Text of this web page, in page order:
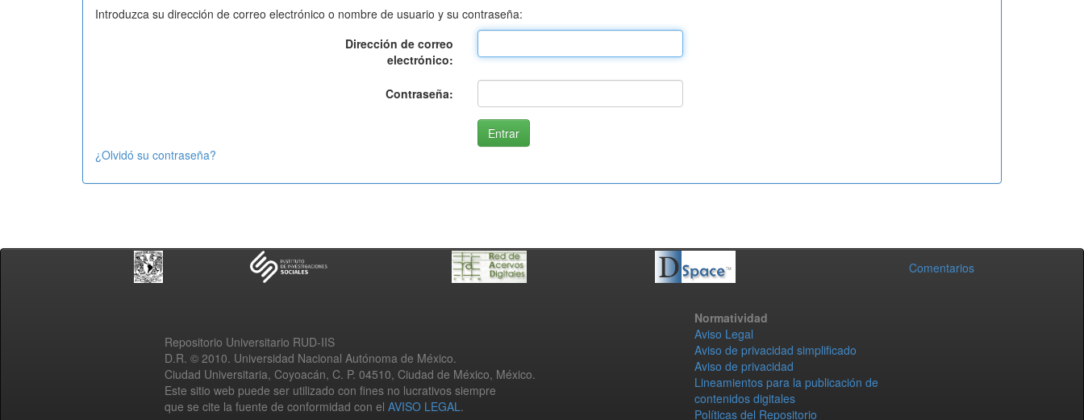
Introduzca su dirección de correo electrónico o nombre de usuario y su contraseña:
Dirección de correo
electrónico:
Contraseña:
¿Olvidó su contraseña?
Comentarios
Repositorio Universitario RUD-IIS
D.R. © 2010. Universidad Nacional Autónoma de México.
Ciudad Universitaria, Coyoacán, C. P. 04510, Ciudad de México, México.
Este sitio web puede ser utilizado con fines no lucrativos siempre
que se cite la fuente de conformidad con el AVISO LEGAL.
Normatividad
Aviso Legal
Aviso de privacidad simplificado
Aviso de privacidad
Lineamientos para la publicación de
contenidos digitales
Políticas del Repositorio